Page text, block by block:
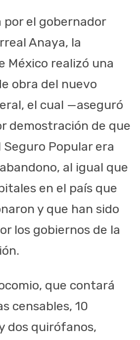
por el gobernador
Anaya, la
México realizó una
obra del nuevo
el cual —aseguró
demostración de que
Seguro Popular era
al igual que
en el país que
y que han sido
los gobiernos de la
que contará
censables, 10
dos quirófanos,